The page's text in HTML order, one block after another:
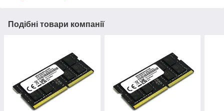
Подібні товари компанії